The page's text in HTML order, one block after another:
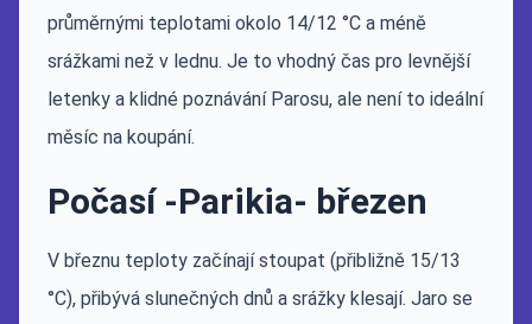
průměrnými teplotami okolo 14/12 °C a méně
srážkami než v lednu. Je to vhodný čas pro levnější
letenky a klidné poznávání Parosu, ale není to ideální
měsíc na koupání.
Počasí -Parikia- březen
V březnu teploty začínají stoupat (přibližně 15/13
°C), přibývá slunečných dnů a srážky klesají. Jaro se